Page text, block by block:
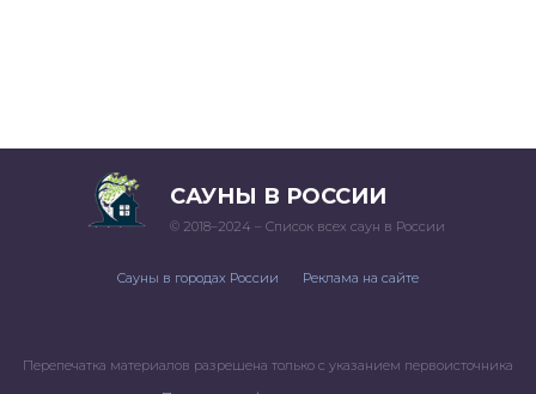
САУНЫ В РОССИИ
© 2018–2024 – Список всех саун в России
Сауны в городах России Реклама на сайте
Перепечатка материалов разрешена только с указанием первоисточника